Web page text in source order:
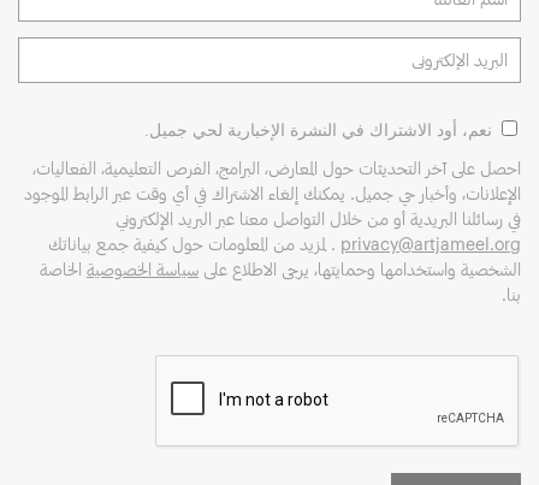
نعم، أود الاشتراك في النشرة الإخبارية لحي جميل.
احصل على آخر التحديثات حول المعارض، البرامج، الفرص التعليمية، الفعاليات،
الإعلانات، وأخبار حي جميل. يمكنك إلغاء الاشتراك في أي وقت عبر الرابط الموجود
في رسائلنا البريدية أو من خلال التواصل معنا عبر البريد الإلكتروني
privacy@artjameel.org . لمزيد من المعلومات حول كيفية جمع بياناتك
الشخصية واستخدامها وحمايتها، يرجى الاطلاع على سياسة الخصوصية الخاصة
بنا.